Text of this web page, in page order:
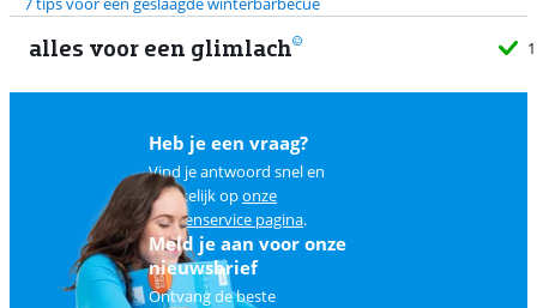
alles voor een glimlach
Heb je een vraag?
Vind je antwoord snel en
makkelijk oponze
klantenservice pagina.
Meld je aan voor onze
nieuwsbrief
Ontvang de beste